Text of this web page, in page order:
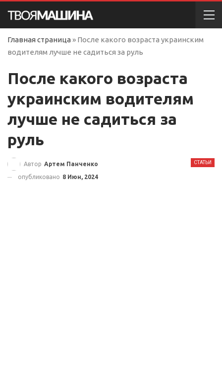
Главная страница » После какого возраста украинским
водителям лучше не садиться за руль
После какого возраста
украинским водителям
лучше не садиться за
руль
СТАТЬИ
Автор Артем Панченко
опубликовано 8 Июн, 2024